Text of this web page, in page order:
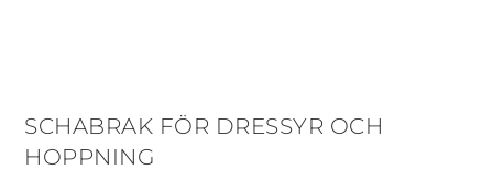
SCHABRAK FÖR DRESSYR OCH
HOPPNING